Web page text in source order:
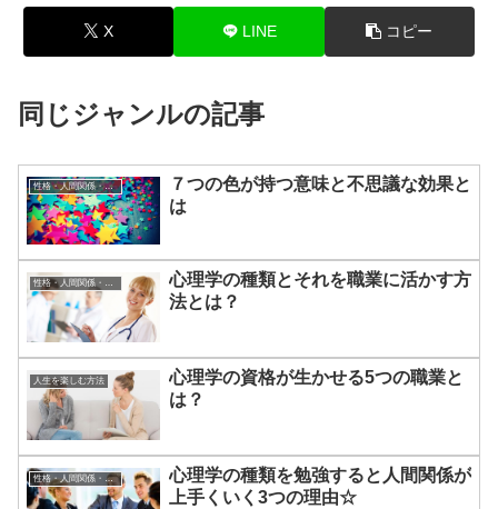
X LINE コピー
同じジャンルの記事
性格・人間関係・コミュニケーションについて
７つの色が持つ意味と不思議な効果と
は
性格・人間関係・コミュニケーションについて
心理学の種類とそれを職業に活かす方
法とは？
人生を楽しむ方法
心理学の資格が生かせる5つの職業と
は？
性格・人間関係・コミュニケーションについて
心理学の種類を勉強すると人間関係が
上手くいく3つの理由☆